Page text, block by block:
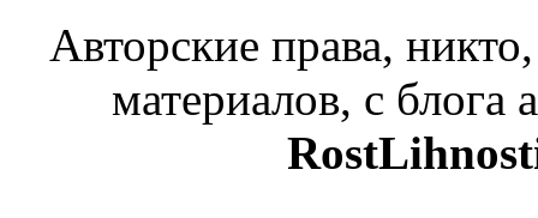
Авторские права,
материалов, с блога